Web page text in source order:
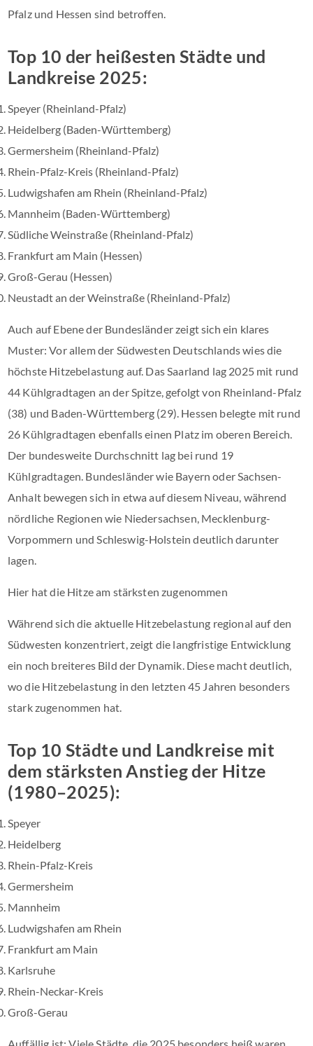
Pfalz und Hessen sind betroffen.
Top 10 der heißesten Städte und
Landkreise 2025:
Speyer (Rheinland-Pfalz)
Heidelberg (Baden-Württemberg)
Germersheim (Rheinland-Pfalz)
Rhein-Pfalz-Kreis (Rheinland-Pfalz)
Ludwigshafen am Rhein (Rheinland-Pfalz)
Mannheim (Baden-Württemberg)
Südliche Weinstraße (Rheinland-Pfalz)
Frankfurt am Main (Hessen)
Groß-Gerau (Hessen)
Neustadt an der Weinstraße (Rheinland-Pfalz)
Auch auf Ebene der Bundesländer zeigt sich ein klares
Muster: Vor allem der Südwesten Deutschlands wies die
höchste Hitzebelastung auf. Das Saarland lag 2025 mit rund
44 Kühlgradtagen an der Spitze, gefolgt von Rheinland-Pfalz
(38) und Baden-Württemberg (29). Hessen belegte mit rund
26 Kühlgradtagen ebenfalls einen Platz im oberen Bereich.
Der bundesweite Durchschnitt lag bei rund 19
Kühlgradtagen. Bundesländer wie Bayern oder Sachsen-
Anhalt bewegen sich in etwa auf diesem Niveau, während
nördliche Regionen wie Niedersachsen, Mecklenburg-
Vorpommern und Schleswig-Holstein deutlich darunter
lagen.
Hier hat die Hitze am stärksten zugenommen
Während sich die aktuelle Hitzebelastung regional auf den
Südwesten konzentriert, zeigt die langfristige Entwicklung
ein noch breiteres Bild der Dynamik. Diese macht deutlich,
wo die Hitzebelastung in den letzten 45 Jahren besonders
stark zugenommen hat.
Top 10 Städte und Landkreise mit
dem stärksten Anstieg der Hitze
(1980–2025):
Speyer
Heidelberg
Rhein-Pfalz-Kreis
Germersheim
Mannheim
Ludwigshafen am Rhein
Frankfurt am Main
Karlsruhe
Rhein-Neckar-Kreis
Groß-Gerau